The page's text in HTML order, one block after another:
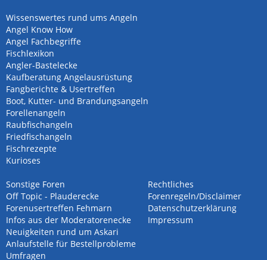
Wissenswertes rund ums Angeln
Angel Know How
Angel Fachbegriffe
Fischlexikon
Angler-Bastelecke
Kaufberatung Angelausrüstung
Fangberichte & Usertreffen
Boot, Kutter- und Brandungsangeln
Forellenangeln
Raubfischangeln
Friedfischangeln
Fischrezepte
Kurioses
Sonstige Foren
Off Topic - Plauderecke
Forenusertreffen Fehmarn
Infos aus der Moderatorenecke
Neuigkeiten rund um Askari
Anlaufstelle für Bestellprobleme
Umfragen
Rechtliches
Forenregeln/Disclaimer
Datenschutzerklärung
Impressum